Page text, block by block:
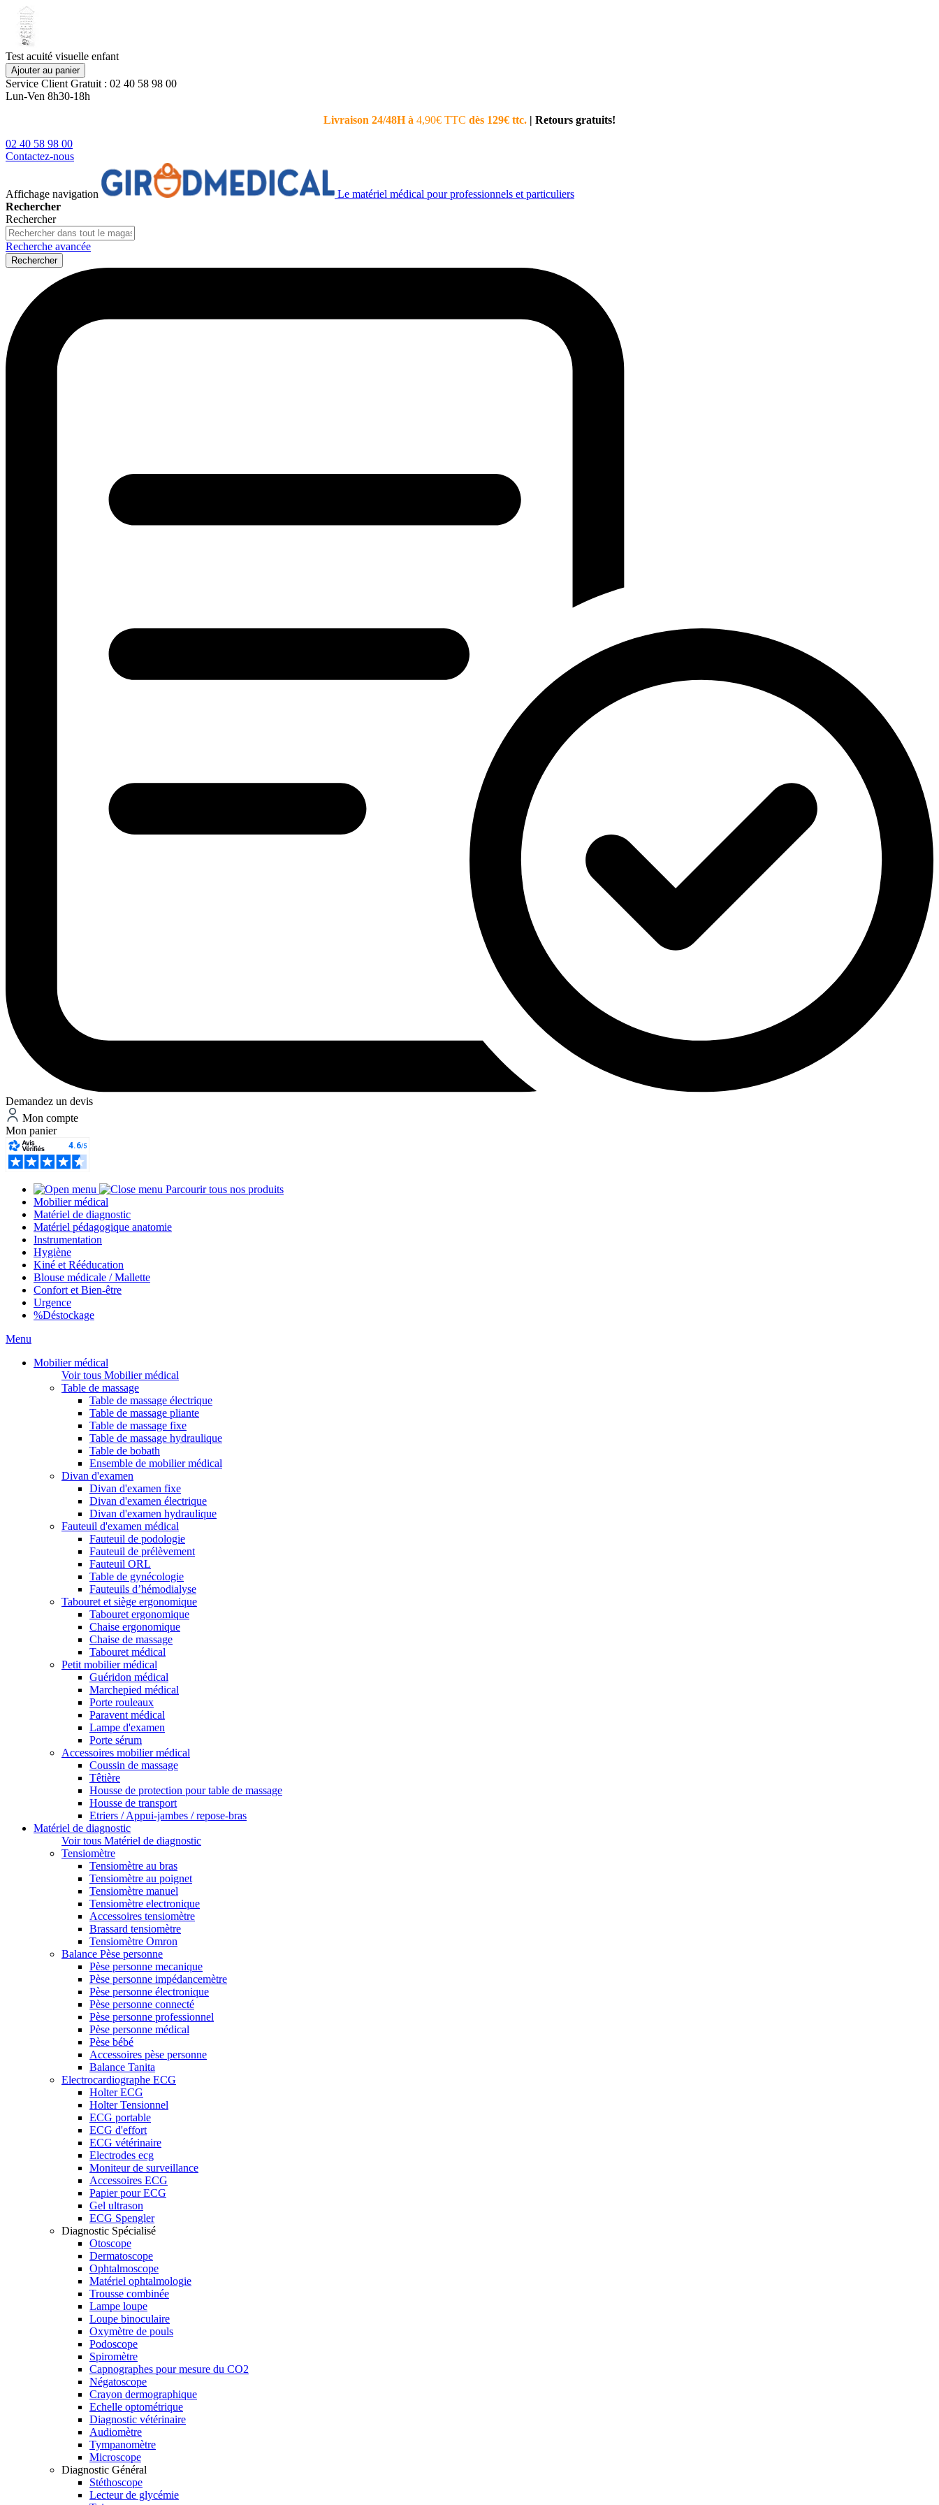
Test acuité visuelle enfant
Ajouter au panier
Service Client Gratuit : 02 40 58 98 00
Lun-Ven 8h30-18h
Livraison 24/48H à 4,90€ TTC dès 129€ ttc. | Retours gratuits!
02 40 58 98 00
Contactez-nous
Affichage navigation
Le matériel médical pour professionnels et particuliers
Rechercher
Rechercher
Recherche avancée
Rechercher
Demandez un devis
Mon compte
Mon panier
Parcourir tous nos produits
Mobilier médical
Matériel de diagnostic
Matériel pédagogique anatomie
Instrumentation
Hygiène
Kiné et Rééducation
Blouse médicale / Mallette
Confort et Bien-être
Urgence
%Déstockage
Menu
Mobilier médical
Voir tous Mobilier médical
Table de massage
Table de massage électrique
Table de massage pliante
Table de massage fixe
Table de massage hydraulique
Table de bobath
Ensemble de mobilier médical
Divan d'examen
Divan d'examen fixe
Divan d'examen électrique
Divan d'examen hydraulique
Fauteuil d'examen médical
Fauteuil de podologie
Fauteuil de prélèvement
Fauteuil ORL
Table de gynécologie
Fauteuils d’hémodialyse
Tabouret et siège ergonomique
Tabouret ergonomique
Chaise ergonomique
Chaise de massage
Tabouret médical
Petit mobilier médical
Guéridon médical
Marchepied médical
Porte rouleaux
Paravent médical
Lampe d'examen
Porte sérum
Accessoires mobilier médical
Coussin de massage
Têtière
Housse de protection pour table de massage
Housse de transport
Etriers / Appui-jambes / repose-bras
Matériel de diagnostic
Voir tous Matériel de diagnostic
Tensiomètre
Tensiomètre au bras
Tensiomètre au poignet
Tensiomètre manuel
Tensiomètre electronique
Accessoires tensiomètre
Brassard tensiomètre
Tensiomètre Omron
Balance Pèse personne
Pèse personne mecanique
Pèse personne impédancemètre
Pèse personne électronique
Pèse personne connecté
Pèse personne professionnel
Pèse personne médical
Pèse bébé
Accessoires pèse personne
Balance Tanita
Electrocardiographe ECG
Holter ECG
Holter Tensionnel
ECG portable
ECG d'effort
ECG vétérinaire
Electrodes ecg
Moniteur de surveillance
Accessoires ECG
Papier pour ECG
Gel ultrason
ECG Spengler
Diagnostic Spécialisé
Otoscope
Dermatoscope
Ophtalmoscope
Matériel ophtalmologie
Trousse combinée
Lampe loupe
Loupe binoculaire
Oxymètre de pouls
Podoscope
Spiromètre
Capnographes pour mesure du CO2
Négatoscope
Crayon dermographique
Echelle optométrique
Diagnostic vétérinaire
Audiomètre
Tympanomètre
Microscope
Diagnostic Général
Stéthoscope
Lecteur de glycémie